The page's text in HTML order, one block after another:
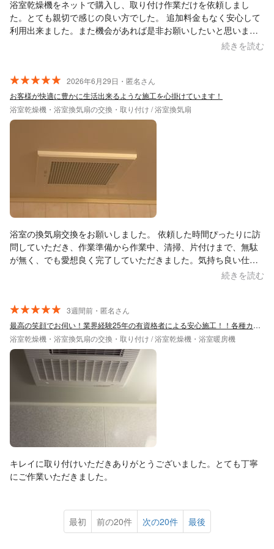
浴室乾燥機をネットで購入し、取り付け作業だけを依頼しまし
た。とても親切で感じの良い方でした。 追加料金もなく安心して
利用出来ました。また機会があれば是非お願いしたいと思いま
続きを読む
2026年6月29日・匿名さん
お客様が快適に豊かに生活出来るような施工を心掛けています！
浴室乾燥機・浴室換気扇の交換・取り付け / 浴室換気扇
浴室の換気扇交換をお願いしました。 依頼した時間ぴったりに訪
問していただき、作業準備から作業中、清掃、片付けまで、無駄
が無く、でも愛想良く完了していただきました。気持ち良い仕事
続きを読む
3週間前・匿名さん
最高の笑顔でお伺い！業界経験25年の有資格者による安心施工！！各種カード利用可能
浴室乾燥機・浴室換気扇の交換・取り付け / 浴室乾燥機・浴室暖房機
キレイに取り付けいただきありがとうございました。とても丁寧
にご作業いただきました。
最初 前の20件 次の20件 最後